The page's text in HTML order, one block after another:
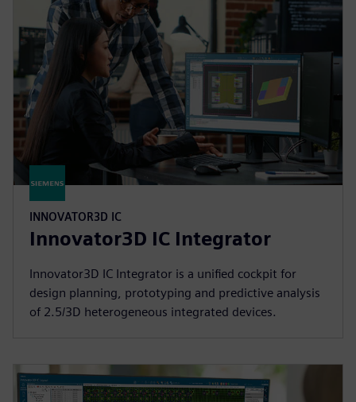
INNOVATOR3D IC
Innovator3D IC Integrator
Innovator3D IC Integrator is a unified cockpit for
design planning, prototyping and predictive analysis
of 2.5/3D heterogeneous integrated devices.